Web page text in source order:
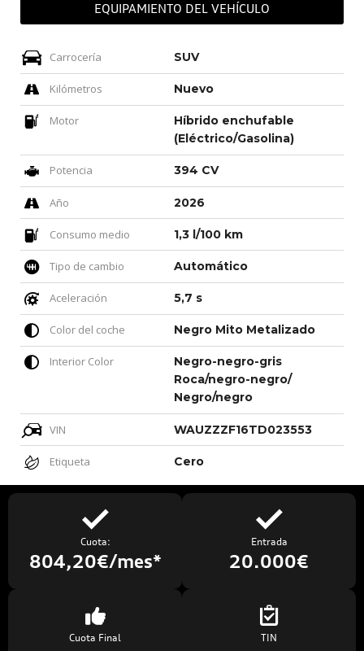
EQUIPAMIENTO DEL VEHÍCULO
Carrocería SUV
Kilómetros Nuevo
Motor
Híbrido enchufable
(Eléctrico/Gasolina)
Potencia 394 CV
Año 2026
Consumo medio 1,3 l/100 km
Tipo de cambio Automático
Aceleración 5,7 s
Color del coche Negro Mito Metalizado
Interior Color
Negro-negro-gris
Roca/negro-negro/
Negro/negro
VIN WAUZZZF16TD023553
Etiqueta Cero
Cuota:
804,20€/mes*
Entrada
20.000€
Cuota Final TIN